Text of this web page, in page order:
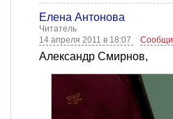
Елена Антонова
Читатель
14 апреля 2011 в 18:07
Александр Смирнов,